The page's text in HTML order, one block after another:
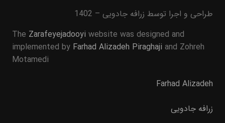
طراحی و اجرا توسط زرافه جادویی – 1402
The Zarafeyejadooyi website was designed and
implemented by Farhad Alizadeh Piraghaji and Zohreh
Motamedi
Farhad Alizadeh
زرافه جادویی